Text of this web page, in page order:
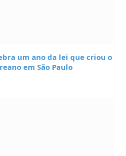
um ano da lei que criou o
em São Paulo